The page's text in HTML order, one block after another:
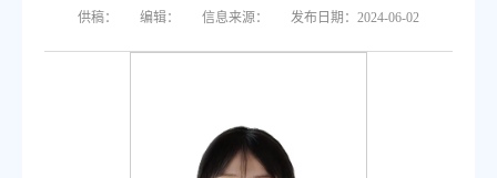
供稿： 编辑： 信息来源： 发布日期：2024-06-02